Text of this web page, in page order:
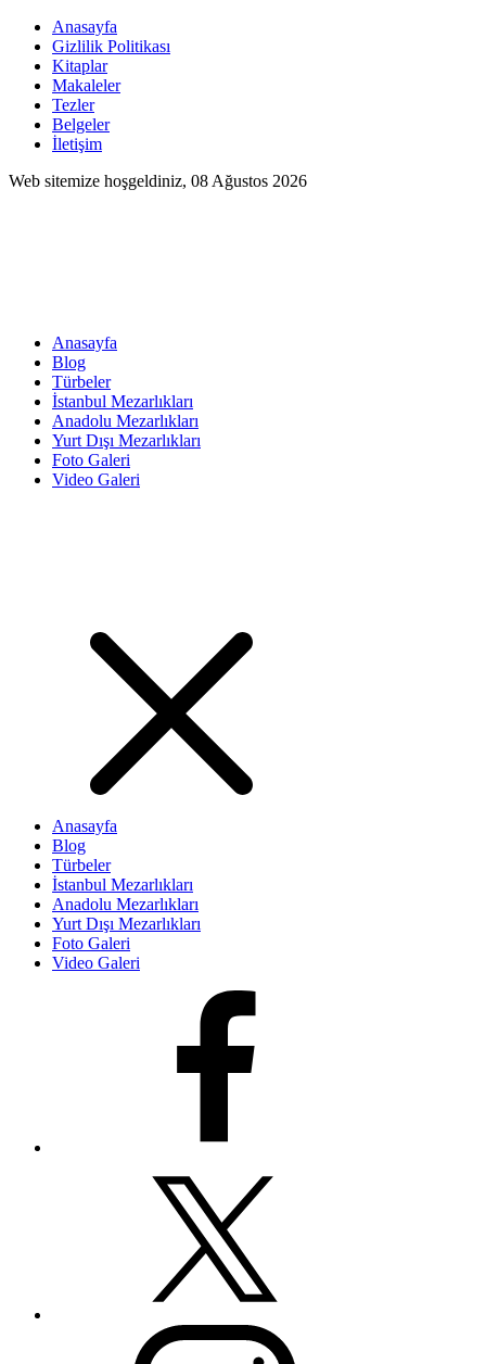
Anasayfa
Gizlilik Politikası
Kitaplar
Makaleler
Tezler
Belgeler
İletişim
Web sitemize hoşgeldiniz, 08 Ağustos 2026
Anasayfa
Blog
Türbeler
İstanbul Mezarlıkları
Anadolu Mezarlıkları
Yurt Dışı Mezarlıkları
Foto Galeri
Video Galeri
Anasayfa
Blog
Türbeler
İstanbul Mezarlıkları
Anadolu Mezarlıkları
Yurt Dışı Mezarlıkları
Foto Galeri
Video Galeri